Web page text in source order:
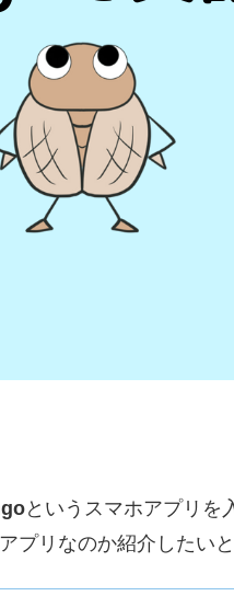
というスマホアプリを
プリなのか紹介したいと